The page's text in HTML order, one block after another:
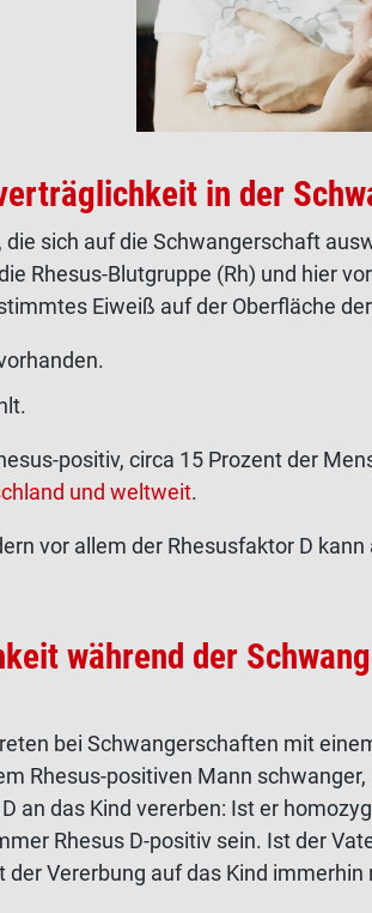
in der
sich auf die Schwangerschaft
Rhesus-Blutgruppe (Rh) und hier
Eiweiß auf der Oberfläche
positiv, circa 15 Prozent der
und weltweit.
vor allem der Rhesusfaktor D kann
während der
bei Schwangerschaften mit
Rhesus-positiven Mann
an das Kind vererben: Ist er
Rhesus D-positiv sein. Ist der
Vererbung auf das Kind immerhin